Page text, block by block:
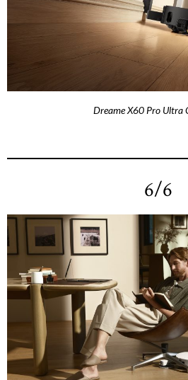
Dreame X60 Pro Ultra
6/6